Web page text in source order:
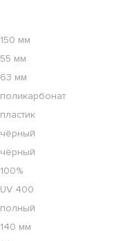
150 мм
55 мм
63 мм
поликарбонат
пластик
чёрный
чёрный
100%
UV 400
полный
140 мм